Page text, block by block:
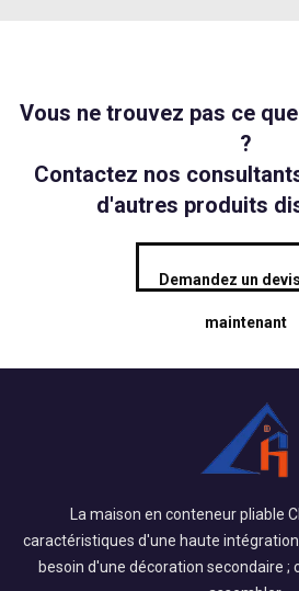
Vous ne trouvez pas ce
?
Contactez nos
d'autres produits
Demandez un
maintenant
La maison en conteneur pliable
caractéristiques d'une haute
besoin d'une décoration secondaire ;